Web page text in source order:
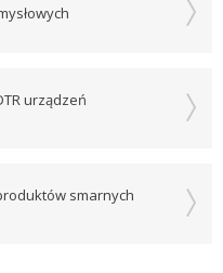
urządzeń
smarnych